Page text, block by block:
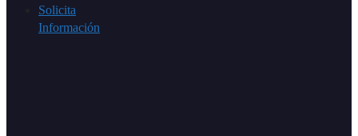
Solicita
Información